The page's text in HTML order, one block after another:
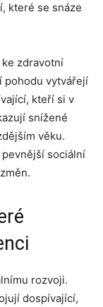
které se snáze
zdravotní
pohodu vytvářejí
kteří si v
snížené
věku.
sociální
rozvoji.
dospívající,